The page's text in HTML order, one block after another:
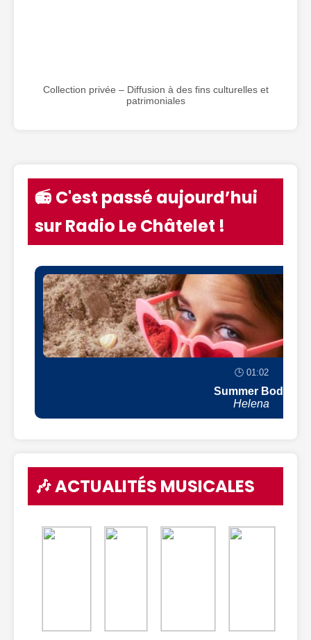
Collection privée – Diffusion à des fins culturelles et
patrimoniales
📻 C'est passé aujourd’hui
sur Radio Le Châtelet !
🕒 01:02
Summer Body
Helena
🎶 ACTUALITÉS MUSICALES